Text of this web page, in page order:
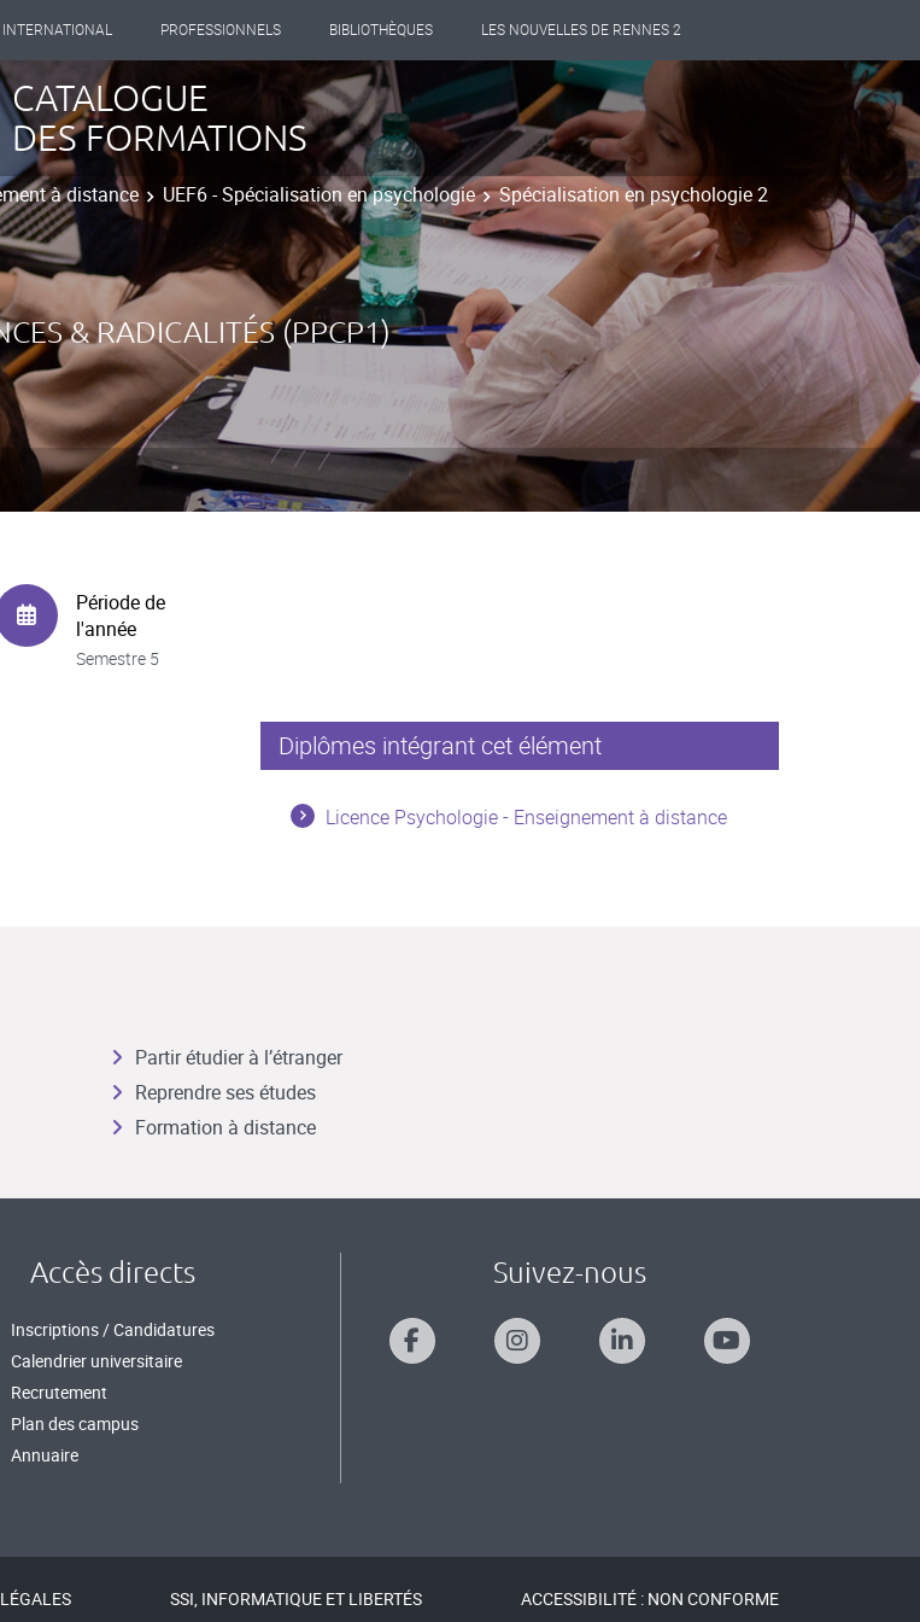
INTERNATIONAL PROFESSIONNELS BIBLIOTHÈQUES LES NOUVELLES DE RENNES 2
CATALOGUE
DES FORMATIONS
à distance UEF6 - Spécialisation en psychologie
Spécialisation en psychologie 2
& RADICALITÉS (PPCP1)
Période de
l'année
Semestre 5
Diplômes intégrant cet élément
Licence Psychologie - Enseignement à distance
Partir étudier à l’étranger
Reprendre ses études
Formation à distance
Accès directs
Inscriptions / Candidatures
Calendrier universitaire
Recrutement
Plan des campus
Annuaire
Suivez-nous
SSI, INFORMATIQUE ET LIBERTÉS ACCESSIBILITÉ : NON CONFORME